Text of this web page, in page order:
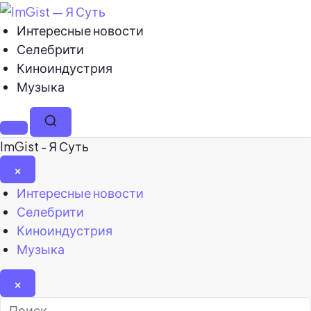
Интересные новости
Селебрити
Киноиндустрия
Музыка
МенюПоиск
ImGist - Я Суть
×
Закрыть
меню
Интересные новости
Селебрити
Киноиндустрия
Музыка
×
Найти: